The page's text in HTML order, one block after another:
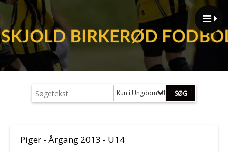
Kun i Ungdomsafdelingen (U13 - U19)
Piger - Årgang 2013 - U14